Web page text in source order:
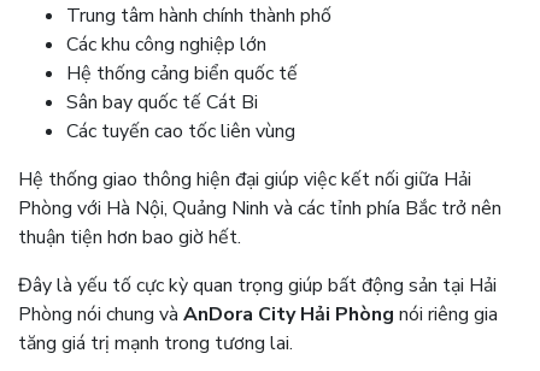
Trung tâm hành chính thành phố
Các khu công nghiệp lớn
Hệ thống cảng biển quốc tế
Sân bay quốc tế Cát Bi
Các tuyến cao tốc liên vùng
Hệ thống giao thông hiện đại giúp việc kết nối giữa Hải
Phòng với Hà Nội, Quảng Ninh và các tỉnh phía Bắc trở nên
thuận tiện hơn bao giờ hết.
Đây là yếu tố cực kỳ quan trọng giúp bất động sản tại Hải
Phòng nói chung và AnDora City Hải Phòng nói riêng gia
tăng giá trị mạnh trong tương lai.